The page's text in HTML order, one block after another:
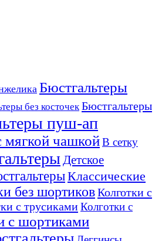
Бюстгальтеры
без косточек Бюстгальтеры
пуш-ап
мягкой чашкойВ сетку
Детское
Классические
без шортиковКолготки с
с трусикамиКолготки с
с шортиками